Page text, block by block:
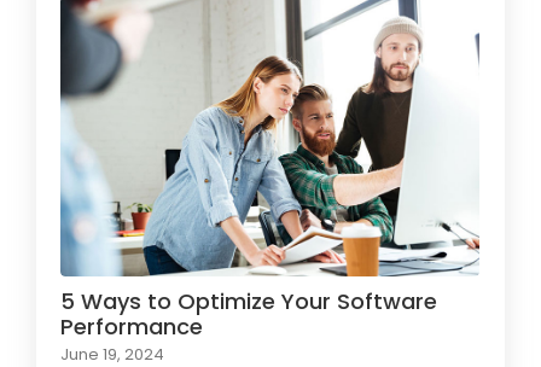
5 Ways to Optimize Your Software
Performance
June 19, 2024